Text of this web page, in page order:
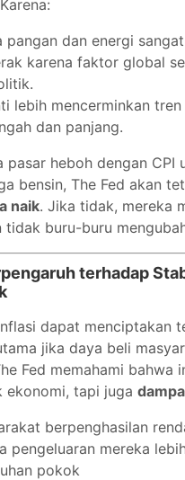
pangan dan energi
karena faktor global
lebih mencerminkan
dan panjang.
pasar heboh dengan CPI
bensin, The Fed akan
naik. Jika tidak, mereka
tidak buru-buru
terhadap
dapat menciptakan
jika daya beli
Fed memahami bahwa
ekonomi, tapi juga
berpenghasilan
pengeluaran mereka
pokok